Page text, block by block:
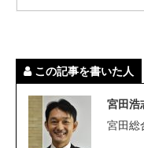
この記事を書いた人
宮田浩
宮田総